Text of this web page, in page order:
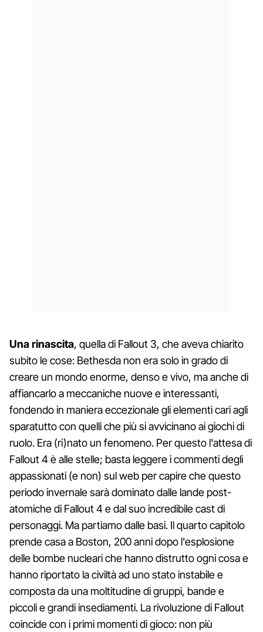
Una rinascita, quella di Fallout 3, che aveva chiarito
subito le cose: Bethesda non era solo in grado di
creare un mondo enorme, denso e vivo, ma anche di
affiancarlo a meccaniche nuove e interessanti,
fondendo in maniera eccezionale gli elementi cari agli
sparatutto con quelli che più si avvicinano ai giochi di
ruolo. Era (ri)nato un fenomeno. Per questo l'attesa di
Fallout 4 è alle stelle; basta leggere i commenti degli
appassionati (e non) sul web per capire che questo
periodo invernale sarà dominato dalle lande post-
atomiche di Fallout 4 e dal suo incredibile cast di
personaggi. Ma partiamo dalle basi. Il quarto capitolo
prende casa a Boston, 200 anni dopo l'esplosione
delle bombe nucleari che hanno distrutto ogni cosa e
hanno riportato la civiltà ad uno stato instabile e
composta da una moltitudine di gruppi, bande e
piccoli e grandi insediamenti. La rivoluzione di Fallout
coincide con i primi momenti di gioco: non più